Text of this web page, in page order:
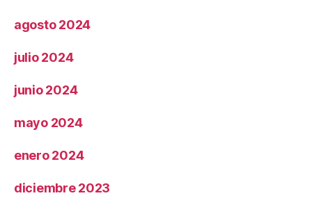
agosto 2024
julio 2024
junio 2024
mayo 2024
enero 2024
diciembre 2023